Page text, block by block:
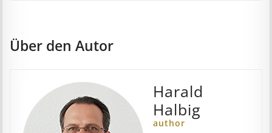
Über den Autor
Harald
Halbig
author